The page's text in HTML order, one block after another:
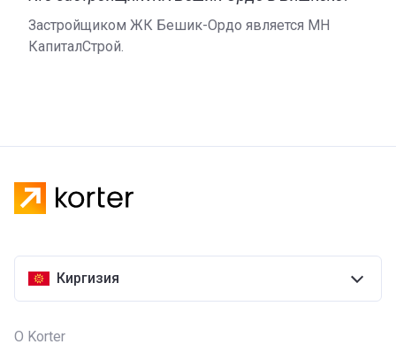
Застройщиком ЖК Бешик-Ордо является МН
КапиталСтрой.
Киргизия
О Korter